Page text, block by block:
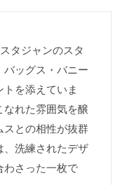
タジャンのスタ
ッグス・バニー
を添えていま
れた雰囲気を醸
スとの相性が抜群
、洗練されたデザ
わさった一枚で